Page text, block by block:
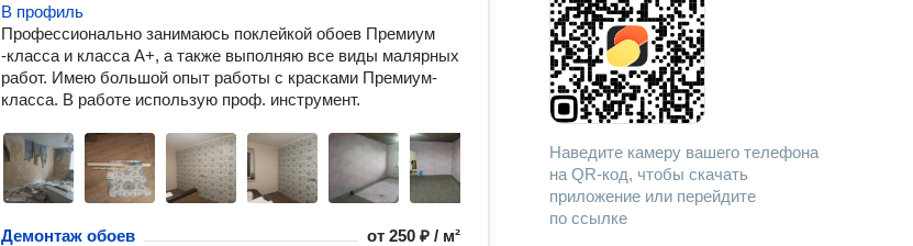
В профиль
Профессионально занимаюсь поклейкой обоев Премиум
-класса и класса А+, а также выполняю все виды малярных
работ. Имею большой опыт работы с красками Премиум-
класса. В работе использую проф. инструмент.
Демонтаж обоев от250 ₽ / м²
Наведите камеру вашего телефона
на QR-код, чтобы скачать
приложение или перейдите
по ссылке